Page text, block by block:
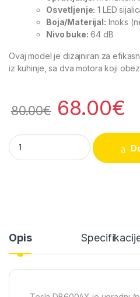
Osvetljenje: 1 LED
Boja/Materijal: Inoks
Nivo buke: 64 dB
Ovaj model je dizajniran za
iz kuhinje, sa dva motora koji
80.00€ 68.00€
Tesla DB600AX ugradni
Opis